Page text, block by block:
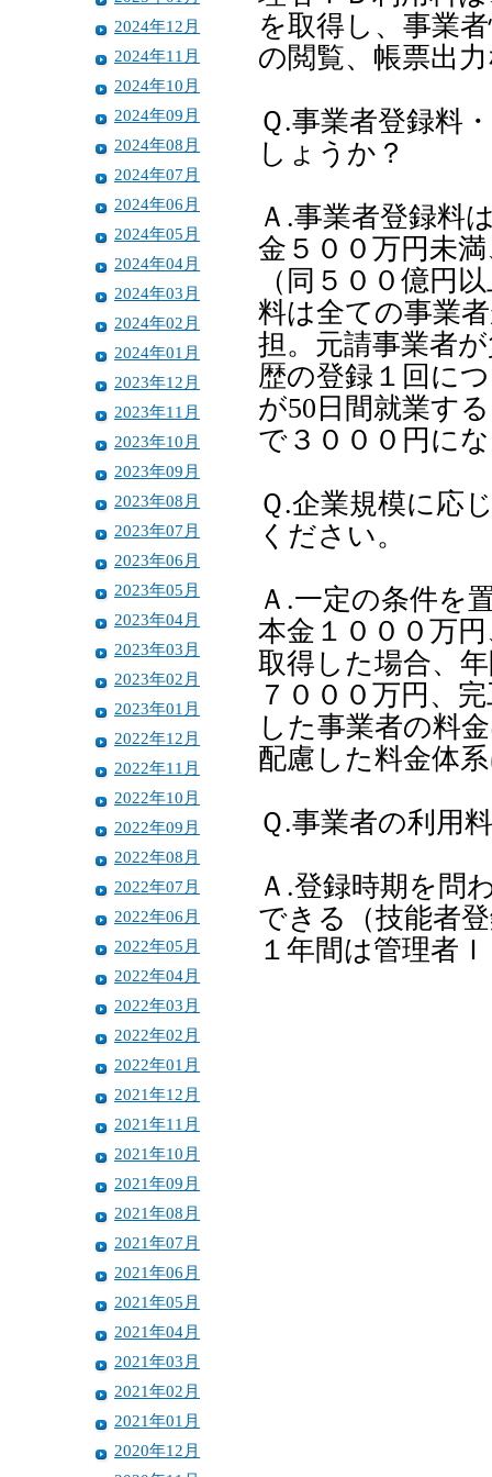
2024年12月
2024年11月
2024年10月
2024年09月
2024年08月
2024年07月
2024年06月
2024年05月
2024年04月
2024年03月
2024年02月
2024年01月
2023年12月
2023年11月
2023年10月
2023年09月
2023年08月
2023年07月
2023年06月
2023年05月
2023年04月
2023年03月
2023年02月
2023年01月
2022年12月
2022年11月
2022年10月
2022年09月
2022年08月
2022年07月
2022年06月
2022年05月
2022年04月
2022年03月
2022年02月
2022年01月
2021年12月
2021年11月
2021年10月
2021年09月
2021年08月
2021年07月
2021年06月
2021年05月
2021年04月
2021年03月
2021年02月
2021年01月
2020年12月
を取得し、事業
の閲覧、帳票出
Ｑ.事業者登録料
しょうか？
Ａ.事業者登録料
金５００万円未
（同５００億円
料は全ての事業
担。元請事業者
歴の登録１回に
が50日間就業す
で３０００円に
Ｑ.企業規模に応
ください。
Ａ.一定の条件を
本金１０００万
取得した場合、
７０００万円、
した事業者の料
配慮した料金体
Ｑ.事業者の利用
Ａ.登録時期を問
できる（技能者
１年間は管理者